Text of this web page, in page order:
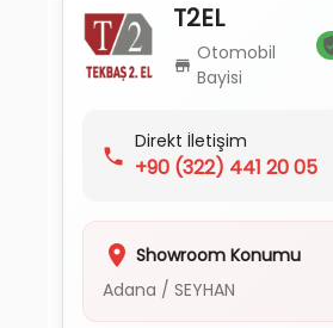
T2EL
Otomobil
Bayisi
Direkt İletişim
+90 (322) 441 20 05
Showroom Konumu
Adana / SEYHAN